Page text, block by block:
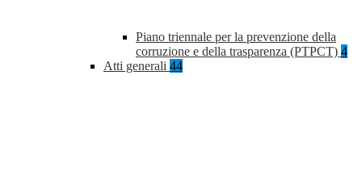
Piano triennale per la prevenzione della
corruzione e della trasparenza (PTPCT) 4
Atti generali 44